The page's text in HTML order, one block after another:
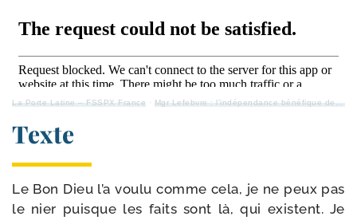
La Porte Latine – FSSPX France · Mgr Lefebvre : l’in­dé­pen­dance béné­fique de la FSSPX à l’é­gard de tout diocèse
Texte
Le Bon Dieu l’a vou­lu comme cela, je ne peux pas
le nier puisque les faits sont là, qui existent. Je